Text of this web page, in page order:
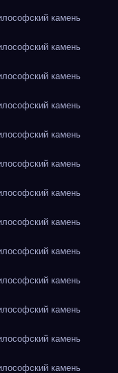
камень
камень
камень
камень
камень
камень
камень
камень
камень
камень
камень
камень
камень